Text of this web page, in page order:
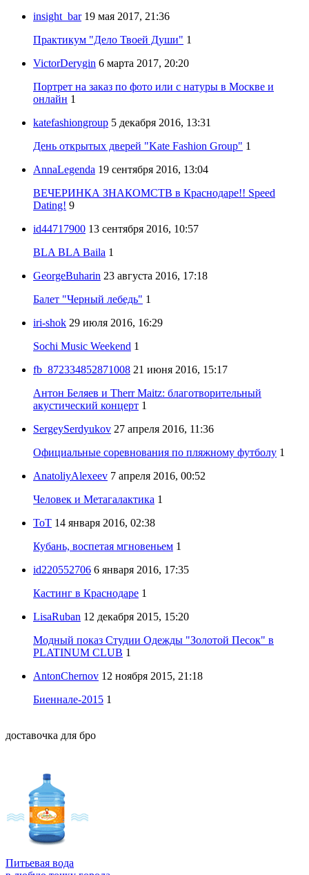
insight_bar 19 мая 2017, 21:36
Практикум "Дело Твоей Души" 1
VictorDerygin 6 марта 2017, 20:20
Портрет на заказ по фото или с натуры в Москве и
онлайн 1
katefashiongroup 5 декабря 2016, 13:31
День открытых дверей "Kate Fashion Group" 1
AnnaLegenda 19 сентября 2016, 13:04
ВЕЧЕРИНКА ЗНАКОМСТВ в Краснодаре!! Speed
Dating! 9
id44717900 13 сентября 2016, 10:57
BLA BLA Baila 1
GeorgeBuharin 23 августа 2016, 17:18
Балет "Черный лебедь" 1
iri-shok 29 июля 2016, 16:29
Sochi Music Weekend 1
fb_872334852871008 21 июня 2016, 15:17
Антон Беляев и Therr Maitz: благотворительный
акустический концерт 1
SergeySerdyukov 27 апреля 2016, 11:36
Официальные соревнования по пляжному футболу 1
AnatoliyAlexeev 7 апреля 2016, 00:52
Человек и Метагалактика 1
ToT 14 января 2016, 02:38
Кубань, воспетая мгновеньем 1
id220552706 6 января 2016, 17:35
Кастинг в Краснодаре 1
LisaRuban 12 декабря 2015, 15:20
Модный показ Студии Одежды "Золотой Песок" в
PLATINUM CLUB 1
AntonChernov 12 ноября 2015, 21:18
Биеннале-2015 1
доставочка для бро
Питьевая вода